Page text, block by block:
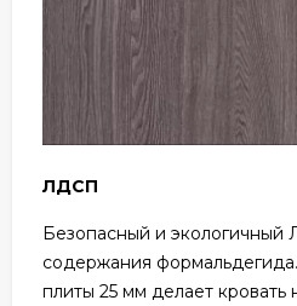
ЛДСП
Безопасный и экологичный
содержания
плиты 25 мм делает кровать